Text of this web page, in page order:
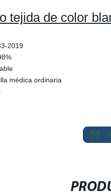
tejida de color
2019
médica ordinaria